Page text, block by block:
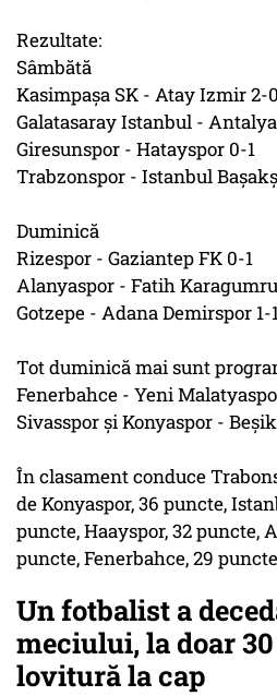
Rezultate:
Sâmbătă
Kasimpaşa SK - Atay Izmir 2-0
Galatasaray Istanbul -
Giresunspor - Hatayspor 0-1
Trabzonspor - Istanbul
Duminică
Rizespor - Gaziantep FK 0-1
Alanyaspor - Fatih
Gotzepe - Adana Demirspor 1-
Tot duminică mai sunt
Fenerbahce - Yeni
Sivasspor şi Konyaspor -
În clasament conduce
de Konyaspor, 36 puncte,
puncte, Haayspor, 32 puncte,
puncte, Fenerbahce, 29
Un fotbalist a
meciului, la doar
lovitură la cap